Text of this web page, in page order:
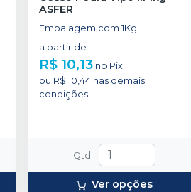
ASFER
Embalagem com 1Kg.
a partir de:
R$ 10,13 no Pix
ou R$ 10,44 nas demais
condições
Qtd:
Ver opções